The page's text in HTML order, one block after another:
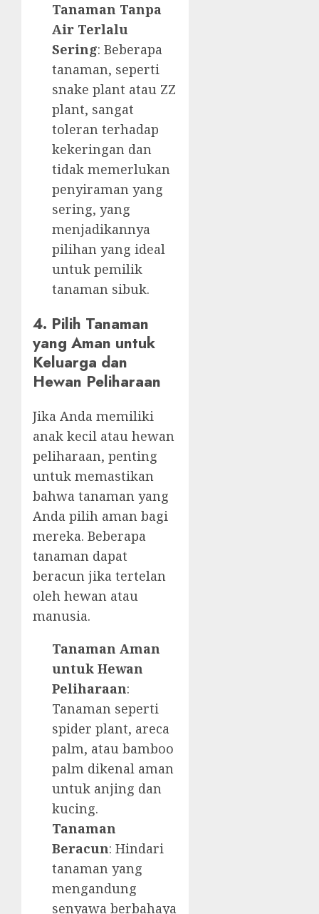
Tanaman Tanpa
Air Terlalu
Sering: Beberapa
tanaman, seperti
snake plant atau ZZ
plant, sangat
toleran terhadap
kekeringan dan
tidak memerlukan
penyiraman yang
sering, yang
menjadikannya
pilihan yang ideal
untuk pemilik
tanaman sibuk.
4. Pilih Tanaman
yang Aman untuk
Keluarga dan
Hewan Peliharaan
Jika Anda memiliki
anak kecil atau hewan
peliharaan, penting
untuk memastikan
bahwa tanaman yang
Anda pilih aman bagi
mereka. Beberapa
tanaman dapat
beracun jika tertelan
oleh hewan atau
manusia.
Tanaman Aman
untuk Hewan
Peliharaan:
Tanaman seperti
spider plant, areca
palm, atau bamboo
palm dikenal aman
untuk anjing dan
kucing.
Tanaman
Beracun: Hindari
tanaman yang
mengandung
senyawa berbahaya